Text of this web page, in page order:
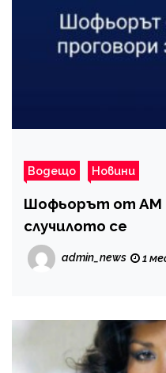
Водещо Новини
Шофьорът от АМ
случилото се
admin_news 1